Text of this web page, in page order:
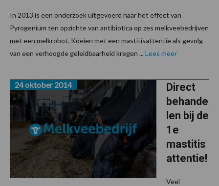
In 2013 is een onderzoek uitgevoerd naar het effect van
Pyrogenium ten opzichte van antibiotica op zes melkveebedrijven
met een melkrobot. Koeien met een mastitisattentie als gevolg
van een verhoogde geleidbaarheid kregen ... Lees meer
Direct
behande
len bij de
1e
mastitis
attentie!
24 oktober 2014
Veel